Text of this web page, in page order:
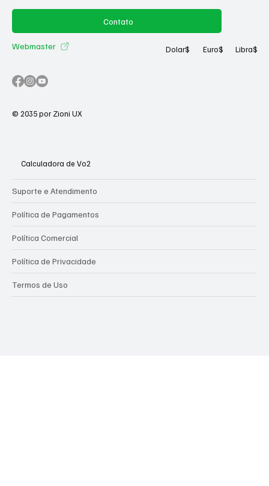
Contato
Webmaster Dolar$ Euro$ Libra$
© 2035 por Zioni UX
Calculadora de Vo2
Suporte e Atendimento
Política de Pagamentos
Política Comercial
Política de Privacidade
Termos de Uso